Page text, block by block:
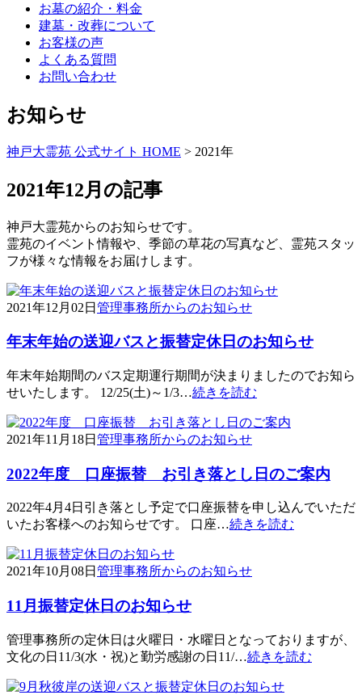
お墓の紹介・料金
建墓・改葬について
お客様の声
よくある質問
お問い合わせ
お知らせ
神戸大霊苑 公式サイト HOME > 2021年
2021年12月の記事
神戸大霊苑からのお知らせです。
霊苑のイベント情報や、季節の草花の写真など、霊苑スタッ
フが様々な情報をお届けします。
2021年12月02日 管理事務所からのお知らせ
年末年始の送迎バスと振替定休日のお知らせ
年末年始期間のバス定期運行期間が決まりましたのでお知ら
せいたします。 12/25(土)～1/3…続きを読む
2021年11月18日 管理事務所からのお知らせ
2022年度 口座振替 お引き落とし日のご案内
2022年4月4日引き落とし予定で口座振替を申し込んでいただ
いたお客様へのお知らせです。 口座…続きを読む
2021年10月08日 管理事務所からのお知らせ
11月振替定休日のお知らせ
管理事務所の定休日は火曜日・水曜日となっておりますが、
文化の日11/3(水・祝)と勤労感謝の日11/…続きを読む